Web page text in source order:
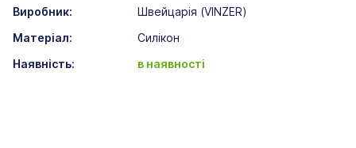
Виробник:
Швейцарія (VINZER)
Матеріал:
Силікон
Наявність:
в наявності